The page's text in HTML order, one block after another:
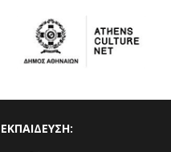
ΕΚΠΑΙΔΕΥΣΗ: